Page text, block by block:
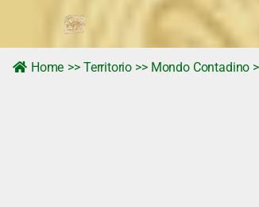
storia
Home >> Territorio >> Mondo Contadino